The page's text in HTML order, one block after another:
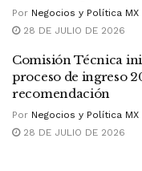
Por Negocios y Política MX
28 DE JULIO DE 2026
Comisión Técnica
proceso de ingreso
recomendación
Por Negocios y Política MX
28 DE JULIO DE 2026